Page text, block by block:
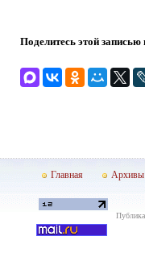
Поделитесь этой
Главная Архивы